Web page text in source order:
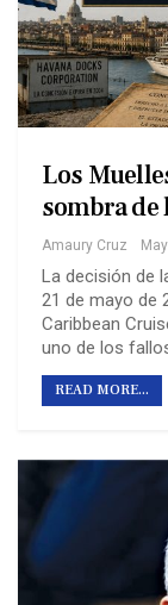
Los
sombra de
Amaury Cruz
La decisión de
21 de mayo de
Caribbean
uno de los
READ MORE...